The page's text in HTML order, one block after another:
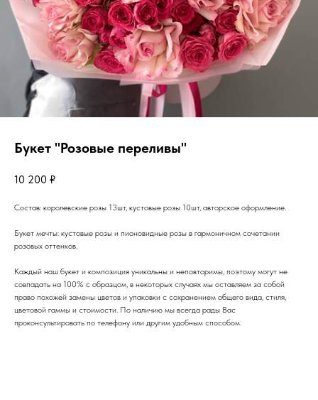
Букет "Розовые переливы"
10 200 ₽
Состав: королевские розы 13шт, кустовые розы 10шт, авторское оформление.
Букет мечты: кустовые розы и пионовидные розы в гармоничном сочетании
розовых оттенков.
Каждый наш букет и композиция уникальны и неповторимы, поэтому могут не
совпадать на 100% с образцом, в некоторых случаях мы оставляем за собой
право похожей замены цветов и упаковки с сохранением общего вида, стиля,
цветовой гаммы и стоимости. По наличию мы всегда рады Вас
проконсультировать по телефону или другим удобным способом.